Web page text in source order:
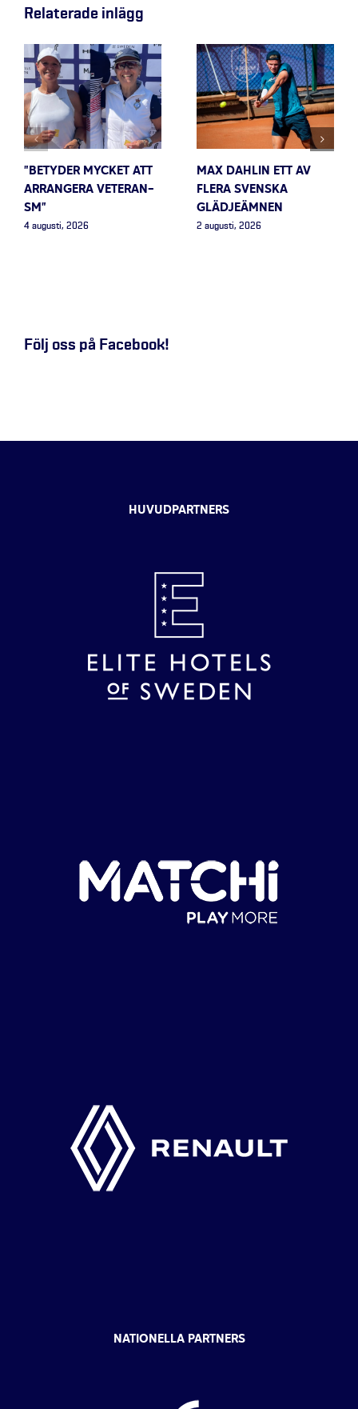
Relaterade inlägg
”BETYDER MYCKET ATT
ARRANGERA VETERAN-
SM”
4 augusti, 2026
MAX DAHLIN ETT AV
FLERA SVENSKA
GLÄDJEÄMNEN
2 augusti, 2026
Följ oss på Facebook!
HUVUDPARTNERS
NATIONELLA PARTNERS